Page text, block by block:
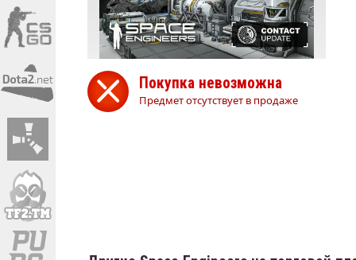
Покупка невозможна
Предмет отсутствует в продаже